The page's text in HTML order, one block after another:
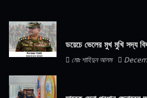
ডয়েচে ভেলের মুখ মুখি সদ্য
মোঃ শাহিদুন আলম